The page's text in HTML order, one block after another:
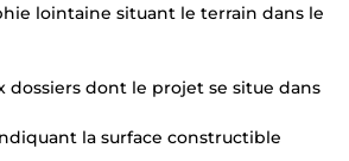
lointaine situant le terrain dans le
dossiers dont le projet se situe dans
la surface constructible